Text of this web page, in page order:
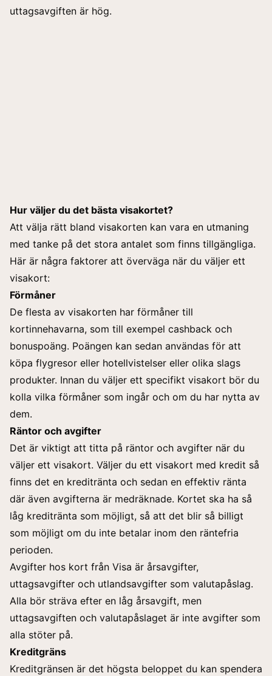
uttagsavgiften är hög.
Hur väljer du det bästa visakortet?
Att välja rätt bland visakorten kan vara en utmaning
med tanke på det stora antalet som finns tillgängliga.
Här är några faktorer att överväga när du väljer ett
visakort:
Förmåner
De flesta av visakorten har förmåner till
kortinnehavarna, som till exempel cashback och
bonuspoäng. Poängen kan sedan användas för att
köpa flygresor eller hotellvistelser eller olika slags
produkter. Innan du väljer ett specifikt visakort bör du
kolla vilka förmåner som ingår och om du har nytta av
dem.
Räntor och avgifter
Det är viktigt att titta på räntor och avgifter när du
väljer ett visakort. Väljer du ett visakort med kredit så
finns det en kreditränta och sedan en effektiv ränta
där även avgifterna är medräknade. Kortet ska ha så
låg kreditränta som möjligt, så att det blir så billigt
som möjligt om du inte betalar inom den räntefria
perioden.
Avgifter hos kort från Visa är årsavgifter,
uttagsavgifter och utlandsavgifter som valutapåslag.
Alla bör sträva efter en låg årsavgift, men
uttagsavgiften och valutapåslaget är inte avgifter som
alla stöter på.
Kreditgräns
Kreditgränsen är det högsta beloppet du kan spendera